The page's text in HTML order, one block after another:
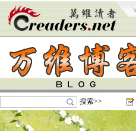
搜索>>